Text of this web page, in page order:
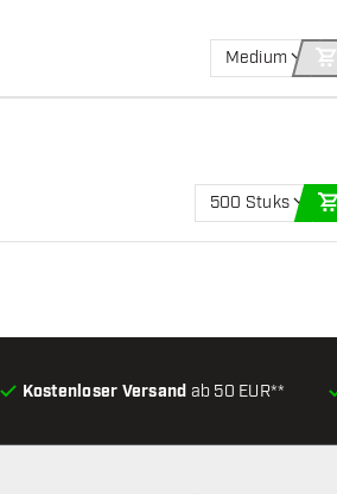
Medium
500 Stuks
Kostenloser Versand ab 50 EUR**